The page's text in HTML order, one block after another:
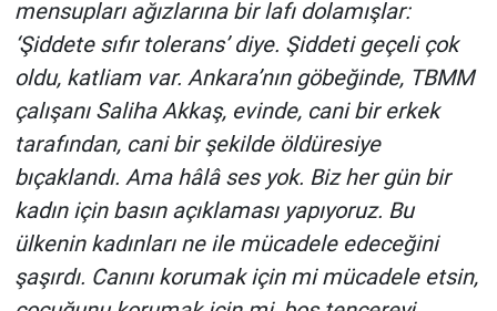
mensupları ağızlarına bir lafı dolamışlar:
‘Şiddete sıfır tolerans’ diye. Şiddeti geçeli çok
oldu, katliam var. Ankara’nın göbeğinde, TBMM
çalışanı Saliha Akkaş, evinde, cani bir erkek
tarafından, cani bir şekilde öldüresiye
bıçaklandı. Ama hâlâ ses yok. Biz her gün bir
kadın için basın açıklaması yapıyoruz. Bu
ülkenin kadınları ne ile mücadele edeceğini
şaşırdı. Canını korumak için mi mücadele etsin,